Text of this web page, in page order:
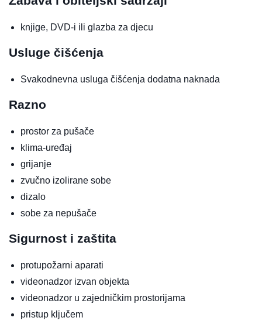
knjige, DVD-i ili glazba za djecu
Usluge čišćenja
Svakodnevna usluga čišćenja dodatna naknada
Razno
prostor za pušače
klima-uređaj
grijanje
zvučno izolirane sobe
dizalo
sobe za nepušače
Sigurnost i zaštita
protupožarni aparati
videonadzor izvan objekta
videonadzor u zajedničkim prostorijama
pristup ključem